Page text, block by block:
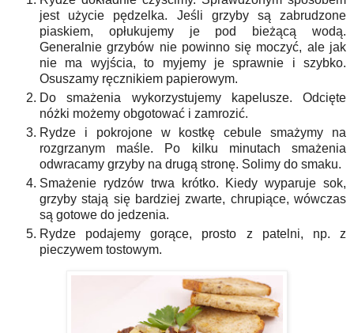
jest użycie pędzelka. Jeśli grzyby są zabrudzone
piaskiem, opłukujemy je pod bieżącą wodą.
Generalnie grzybów nie powinno się moczyć, ale jak
nie ma wyjścia, to myjemy je sprawnie i szybko.
Osuszamy ręcznikiem papierowym.
Do smażenia wykorzystujemy kapelusze. Odcięte
nóżki możemy obgotować i zamrozić.
Rydze i pokrojone w kostkę cebule smażymy na
rozgrzanym maśle. Po kilku minutach smażenia
odwracamy grzyby na drugą stronę. Solimy do smaku.
Smażenie rydzów trwa krótko. Kiedy wyparuje sok,
grzyby stają się bardziej zwarte, chrupiące, wówczas
są gotowe do jedzenia.
Rydze podajemy gorące, prosto z patelni, np. z
pieczywem tostowym.